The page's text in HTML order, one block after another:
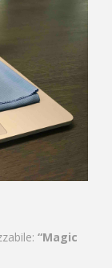
“Magic